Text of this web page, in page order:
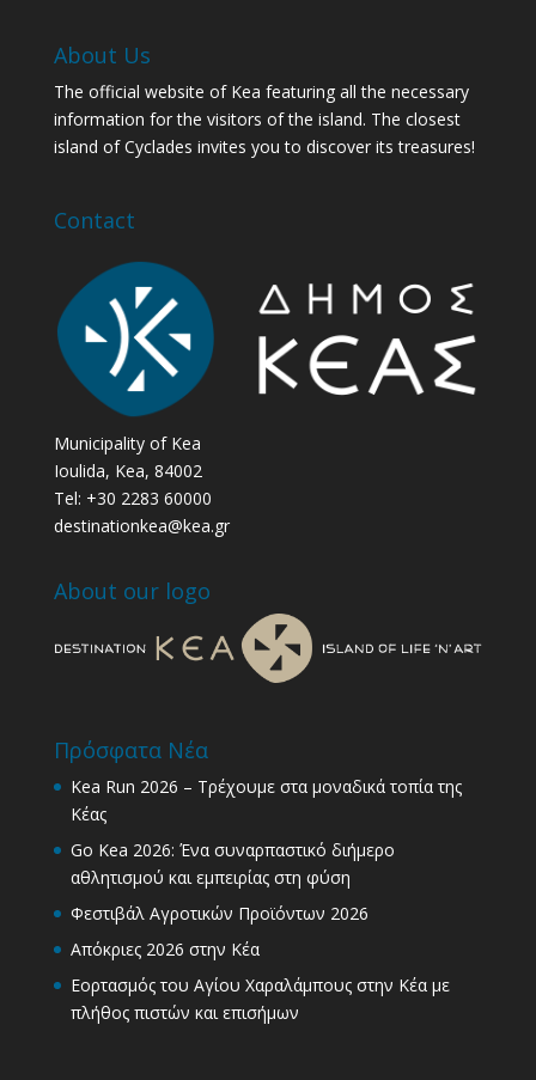
About Us
The official website of Kea featuring all the necessary
information for the visitors of the island. The closest
island of Cyclades invites you to discover its treasures!
Contact
Municipality of Kea
Ioulida, Kea, 84002
Tel: +30 2283 60000
destinationkea@kea.gr
About our logo
Πρόσφατα Νέα
Kea Run 2026 – Τρέχουμε στα μοναδικά τοπία της
Κέας
Go Kea 2026: Ένα συναρπαστικό διήμερο
αθλητισμού και εμπειρίας στη φύση
Φεστιβάλ Αγροτικών Προϊόντων 2026
Απόκριες 2026 στην Κέα
Εορτασμός του Αγίου Χαραλάμπους στην Κέα με
πλήθος πιστών και επισήμων